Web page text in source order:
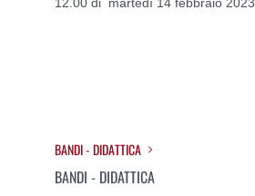
12.00 di martedì 14 febbraio 2023
BANDI - DIDATTICA
BANDI - DIDATTICA